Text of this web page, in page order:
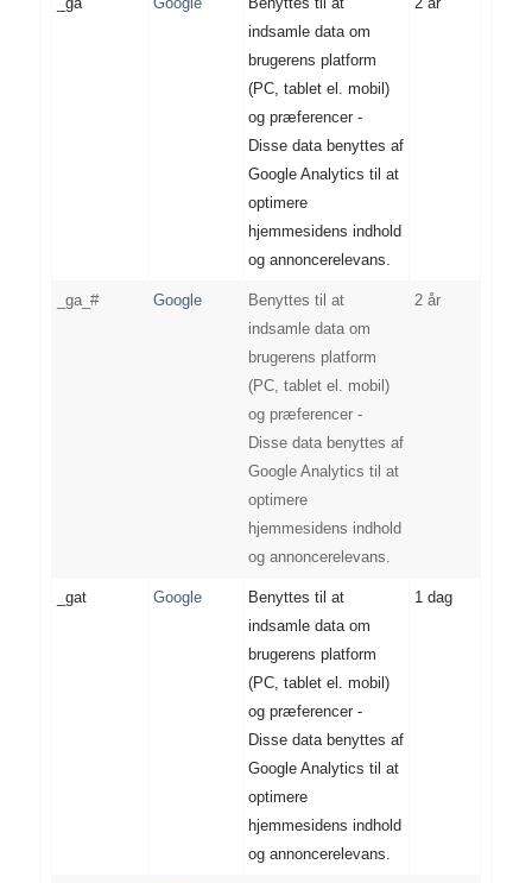
indsamle data om
brugerens platform
(PC, tablet el. mobil)
og præferencer -
Disse data benyttes af
Google Analytics til at
optimere
hjemmesidens indhold
og annoncerelevans.
_ga_# Google
Benyttes til at
indsamle data om
brugerens platform
(PC, tablet el. mobil)
og præferencer -
Disse data benyttes af
Google Analytics til at
optimere
hjemmesidens indhold
og annoncerelevans.
2 år
_gat Google
Benyttes til at
indsamle data om
brugerens platform
(PC, tablet el. mobil)
og præferencer -
Disse data benyttes af
Google Analytics til at
optimere
hjemmesidens indhold
og annoncerelevans.
1 dag